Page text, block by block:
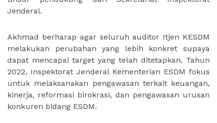
Jenderal.
Akhmad berharap agar seluruh auditor Itjen KESDM
melakukan perubahan yang lebih konkret supaya
dapat mencapai target yang telah ditetapkan. Tahun
2022, Inspektorat Jenderal Kementerian ESDM fokus
untuk melaksanakan pengawasan terkait keuangan,
kinerja, reformasi birokrasi, dan pengawasan urusan
konkuren bidang ESDM.